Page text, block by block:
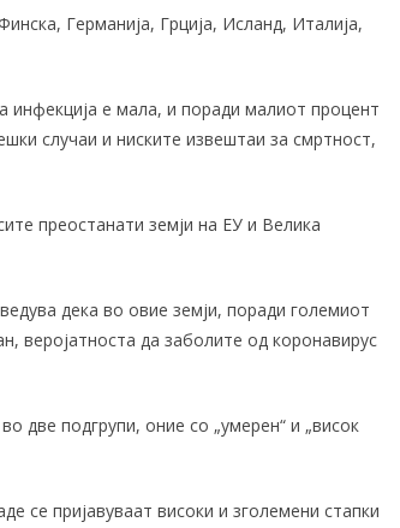
Германија, Грција, Исланд, Италија,
инфекција е мала, и поради малиот процент
случаи и ниските извештаи за смртност,
преостанати земји на ЕУ и Велика
дека во овие земји, поради големиот
веројатноста да заболите од коронавирус
две подгрупи, оние со „умерен“ и „висок
се пријавуваат високи и зголемени стапки